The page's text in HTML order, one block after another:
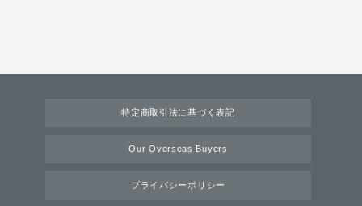
特定商取引法に基づく表記
Our Overseas Buyers
プライバシーポリシー